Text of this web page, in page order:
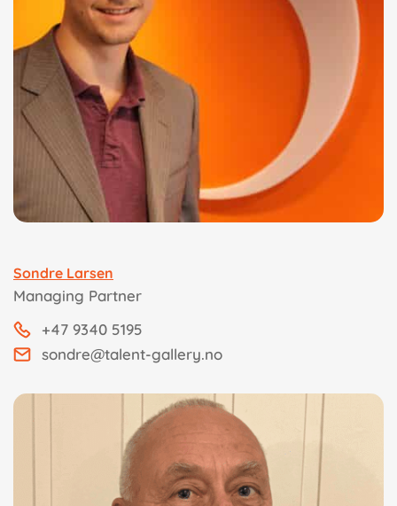
Sondre Larsen
Managing Partner
+47 9340 5195
sondre@talent-gallery.no